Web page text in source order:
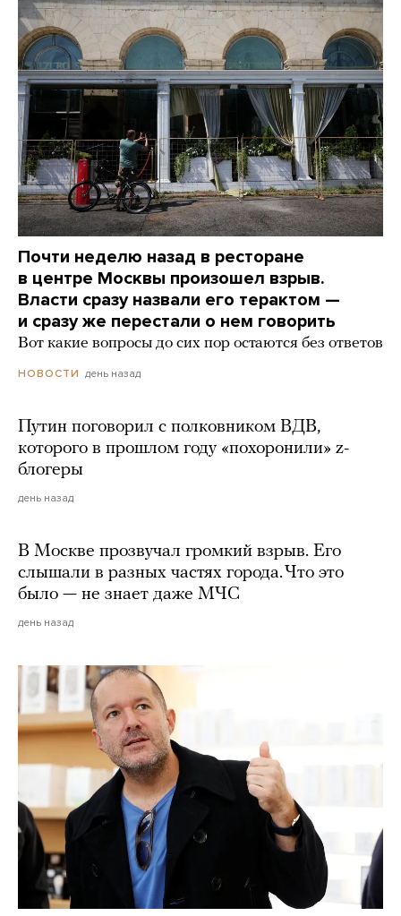
Почти неделю назад в ресторане
в центре Москвы произошел взрыв.
Власти сразу назвали его терактом —
и сразу же перестали о нем говорить
Вот какие вопросы до сих пор остаются без ответов
НОВОСТИ день назад
Путин поговорил с полковником ВДВ,
которого в прошлом году «похоронили» z-
блогеры
день назад
В Москве прозвучал громкий взрыв. Его
слышали в разных частях города. Что это
было — не знает даже МЧС
день назад